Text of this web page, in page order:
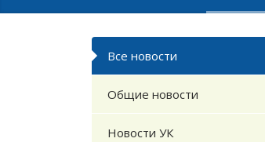
Все новости
Общие новости
Новости УК